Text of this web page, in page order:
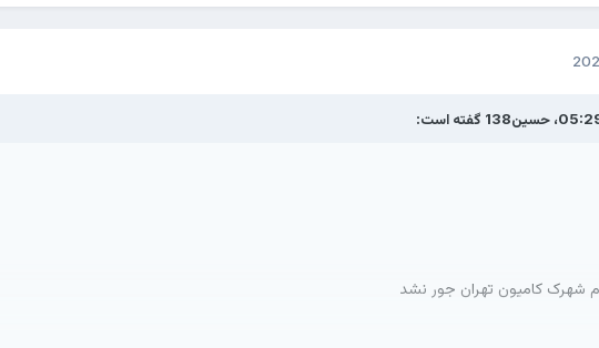
حسین138 گفته است:
شهرک کامیون تهران جور نشد